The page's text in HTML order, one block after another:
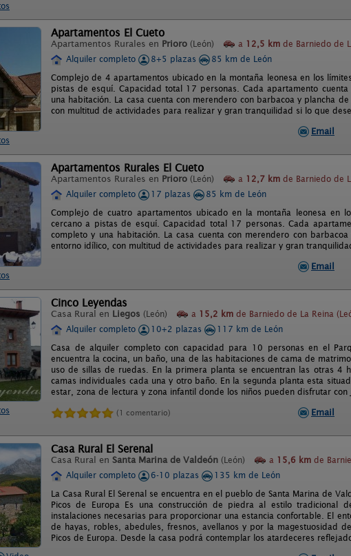
Apartamentos El Cueto
Apartamentos Rurales en Prioro (León) a 12,5 km de Barniedo de
Alquiler completo
8+5 plazas
85 km de León
Complejo de 4 apartamentos ubicado en la montaña leonesa en los
pistas de esquí. Capacidad total 17 personas. Cada apartamento
una habitación. La casa cuenta con merendero con barbacoa y plancha
con multitud de actividades para realizar y gran tranquilidad si lo que
Email
Apartamentos Rurales El Cueto
Apartamentos Rurales en Prioro (León) a 12,7 km de Barniedo de
Alquiler completo
17 plazas
85 km de León
Complejo de cuatro apartamentos ubicado en la montaña leonesa en
cercano a pistas de esquí. Capacidad total 17 personas. Cada
completo y una habitación. La casa cuenta con merendero con
entorno idílico, con multitud de actividades para realizar y gran
Email
Cinco Leyendas
Casa Rural en Liegos (León) a 15,2 km de Barniedo de La Reina
Alquiler completo
10+2 plazas
117 km de León
Casa de alquiler completo con capacidad para 10 personas en el
encuentra la cocina, un baño, una de las habitaciones de cama de
uso de sillas de ruedas. En la primera planta se encuentran las otras 4
camas individuales cada una y otro baño. En la segunda planta esta
estar, zona de lectura y zona infantil donde los niños pueden disfrutar con
(1 comentario) Email
Casa Rural El Serenal
Casa Rural en Santa Marina de Valdeón (León) a 15,6 km de
Alquiler completo
6-10 plazas
135 km de León
La Casa Rural El Serenal se encuentra en el pueblo de Santa Marina de
Picos de Europa Es una construcción de piedra al estilo
instalaciones necesarias para proporcionar una estancia confortable. El
de hayas, robles, abedules, fresnos, avellanos y por la magestuosidad
Picos de Europa. Desde la casa podrá contemplar los atardeceres